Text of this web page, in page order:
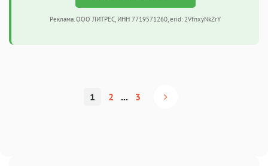
Реклама. ООО ЛИТРЕС, ИНН 7719571260, erid: 2VfnxyNkZrY
1 2 ... 3